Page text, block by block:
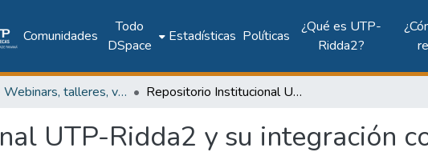
Comunidades
Todo
DSpace
Estadísticas Políticas
¿Qué es UTP-
Ridda2?
UTP - Webinars, talleres, videoconferencias y cápsulas institucionales Repositorio Institucional UTP-Ridda2 y su integración con Google Scholar
UTP-Ridda2 y su integración